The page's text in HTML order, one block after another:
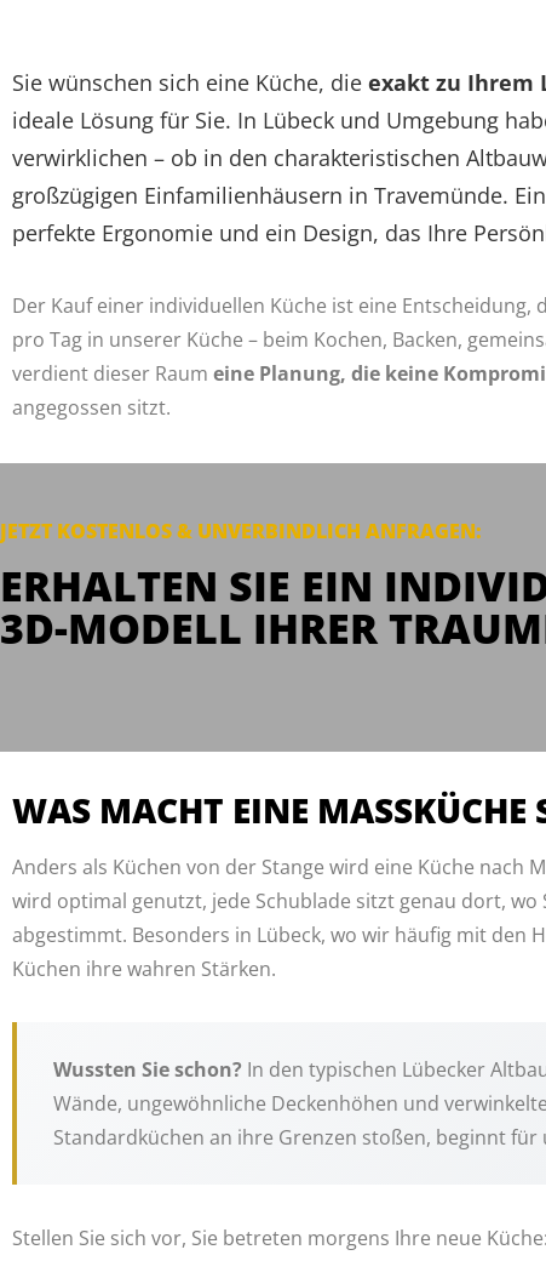
Sie wünschen sich eine Küche, die exakt zu Ihrem
ideale Lösung für Sie. In Lübeck und Umgebung
verwirklichen – ob in den charakteristischen
großzügigen Einfamilienhäusern in Travemünde.
perfekte Ergonomie und ein Design, das Ihre
Der Kauf einer individuellen Küche ist eine
pro Tag in unserer Küche – beim Kochen, Backen,
verdient dieser Raum eine Planung, die keine
angegossen sitzt.
JETZT KOSTENLOS & UNVERBINDLICH ANFRAGEN:
ERHALTEN SIE EIN
3D-MODELL IHRER
WAS MACHT EINE MASSKÜCHE
Anders als Küchen von der Stange wird eine Küche nach
wird optimal genutzt, jede Schublade sitzt genau dort,
abgestimmt. Besonders in Lübeck, wo wir häufig mit
Küchen ihre wahren Stärken.
Wussten Sie schon? In den typischen Lübecker
Wände, ungewöhnliche Deckenhöhen und
Standardküchen an ihre Grenzen stoßen, beginnt
Stellen Sie sich vor, Sie betreten morgens Ihre neue